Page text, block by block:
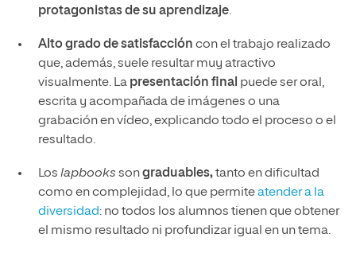
protagonistas de su aprendizaje.
Alto grado de satisfacción con el trabajo realizado
que, además, suele resultar muy atractivo
visualmente. La presentación final puede ser oral,
escrita y acompañada de imágenes o una
grabación en vídeo, explicando todo el proceso o el
resultado.
Los lapbooks songraduables,tanto en dificultad
como en complejidad, lo que permiteatender a la
diversidad: no todos los alumnos tienen que obtener
el mismo resultado ni profundizar igual en un tema.